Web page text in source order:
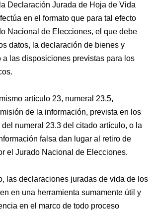
Declaración Jurada de Hoja de Vida
en el formato que para tal efecto
Nacional de Elecciones, el que debe
datos, la declaración de bienes y
a las disposiciones previstas para los
artículo 23, numeral 23.5,
de la información, prevista en los
numeral 23.3 del citado artículo, o la
falsa dan lugar al retiro de
el Jurado Nacional de Elecciones.
las declaraciones juradas de vida de los
en una herramienta sumamente útil y
en el marco de todo proceso